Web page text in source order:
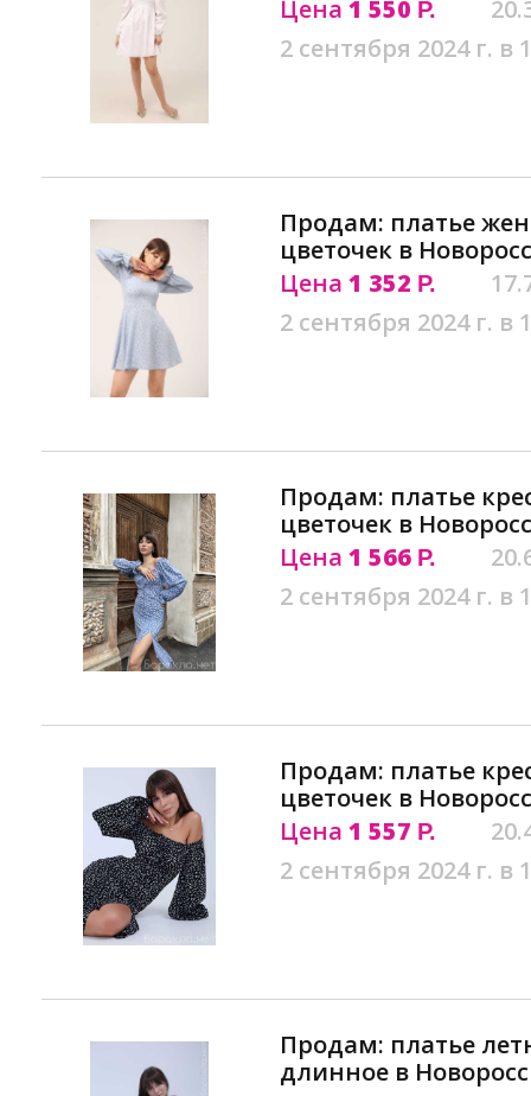
Цена 1 550 Р.
2 сентября 2024 г. в
Продам: платье
цветочек в
Цена 1 352 Р.
2 сентября 2024 г. в
Продам: платье
цветочек в
Цена 1 566 Р.
2 сентября 2024 г. в
Продам: платье
цветочек в
Цена 1 557 Р.
2 сентября 2024 г. в
Продам: платье
длинное в